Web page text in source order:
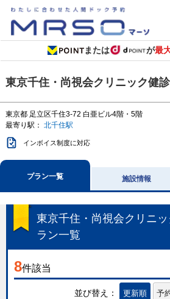
または が最
東京千住・尚視会クリニック健
東京都 足立区千住3-72 白亜ビル4階・5階
最寄り駅： 北千住駅
インボイス制度に対応
プラン一覧 施設情報
東京千住・尚視会クリニ
ラン一覧
8件該当
並び替え： 更新順 予